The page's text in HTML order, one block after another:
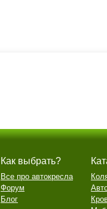
Как выбрать?
Все про автокресла
Форум
Блог